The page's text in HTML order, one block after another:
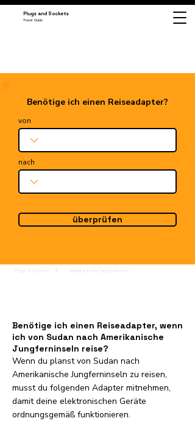
Plugs and Sockets
Travel Guide
Benötige ich einen Reiseadapter?
von
nach
überprüfen
Benötige ich einen Reiseadapter, wenn
ich von Sudan nach Amerikanische
Jungferninseln reise?
Wenn du planst von Sudan nach
Amerikanische Jungferninseln zu reisen,
musst du folgenden Adapter mitnehmen,
damit deine elektronischen Geräte
ordnungsgemäß funktionieren.